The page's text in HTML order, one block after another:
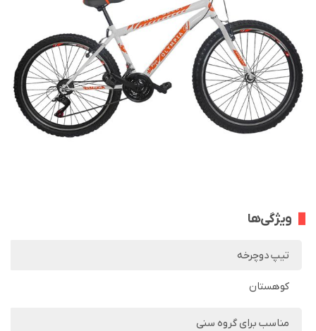
ویژگی‌ها
تیپ دوچرخه
کوهستان
مناسب برای گروه سنی